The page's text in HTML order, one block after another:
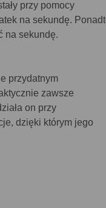
przy pomocy
na sekundę.
na sekundę.
przydatnym
zawsze
on przy
dzięki którym jego